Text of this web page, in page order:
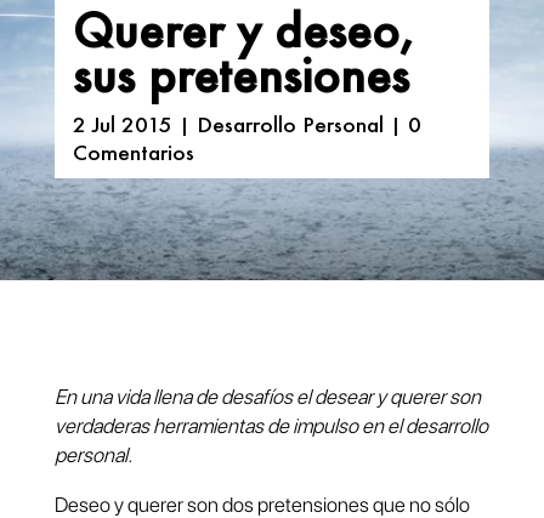
Querer y deseo,
sus pretensiones
2 Jul 2015 | Desarrollo Personal | 0
Comentarios
En una vida llena de desafíos el desear y querer son
verdaderas herramientas de impulso en el desarrollo
personal.
Deseo y querer son dos pretensiones que no sólo